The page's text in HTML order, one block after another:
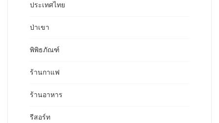
ประเทศไทย
ป่าเขา
พิพิธภัณฑ์
ร้านกาแฟ
ร้านอาหาร
รีสอร์ท